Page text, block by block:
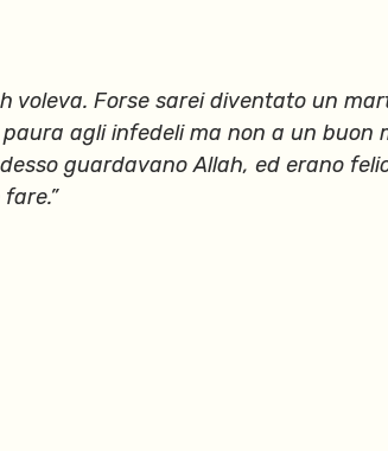
voleva. Forse sarei diventato un
agli infedeli ma non a un buon
guardavano Allah, ed erano